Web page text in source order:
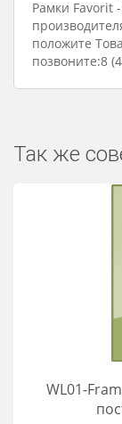
Рамки Favorit
положите
позвоните:8
Так же
WL01-